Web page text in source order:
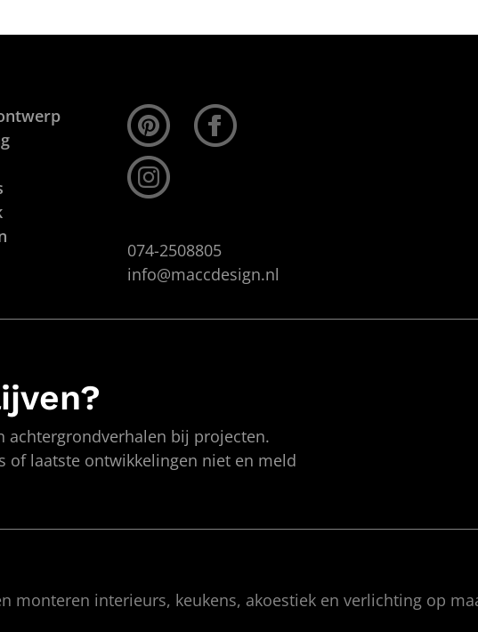
074-2508805
info@maccdesign.nl
achtergrondverhalen bij projecten.
of laatste ontwikkelingen niet en meld
monteren interieurs, keukens, akoestiek en verlichting op